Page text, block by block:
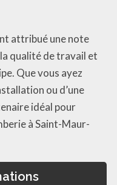
attribué une note
qualité de travail et
Que vous ayez
ou d’une
idéal pour
à Saint-Maur-